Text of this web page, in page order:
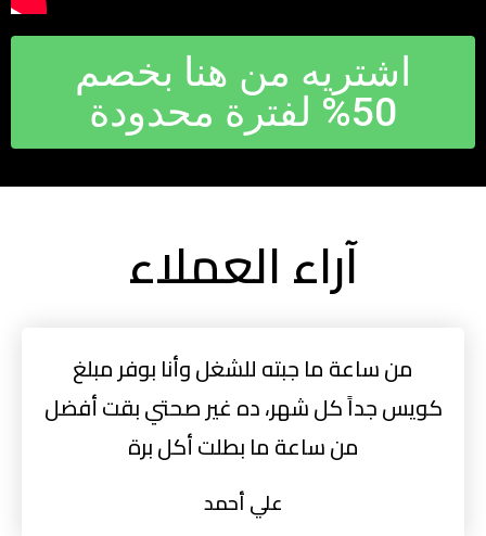
اشتريه من هنا بخصم
50% لفترة محدودة
آراء العملاء
من ساعة ما جبته للشغل وأنا بوفر مبلغ
كويس جداً كل شهر، ده غير صحتي بقت أفضل
من ساعة ما بطلت أكل برة
علي أحمد